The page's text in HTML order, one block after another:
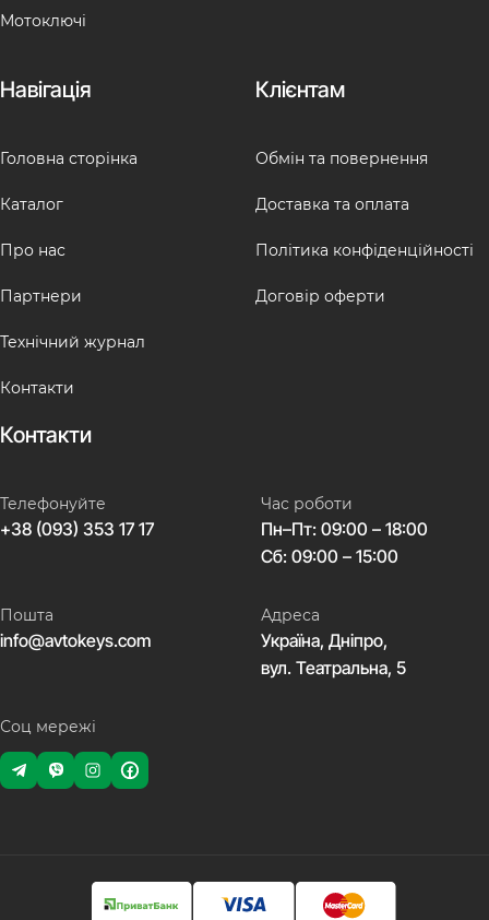
Мотоключі
Навігація
Головна сторінка
Каталог
Про нас
Партнери
Технічний журнал
Контакти
Клієнтам
Обмін та повернення
Доставка та оплата
Політика конфіденційності
Договір оферти
Контакти
Телефонуйте
+38 (093) 353 17 17
Час роботи
Пн–Пт: 09:00 – 18:00
Сб: 09:00 – 15:00
Пошта
info@avtokeys.com
Адреса
Україна, Дніпро,
вул. Театральна, 5
Соц мережі